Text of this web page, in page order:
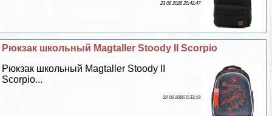
23 06 2026 20:42:47
Рюкзак школьный Magtaller Stoody II Scorpio
Рюкзак школьный Magtaller Stoody II
Scorpio...
22 06 2026 0:33:19